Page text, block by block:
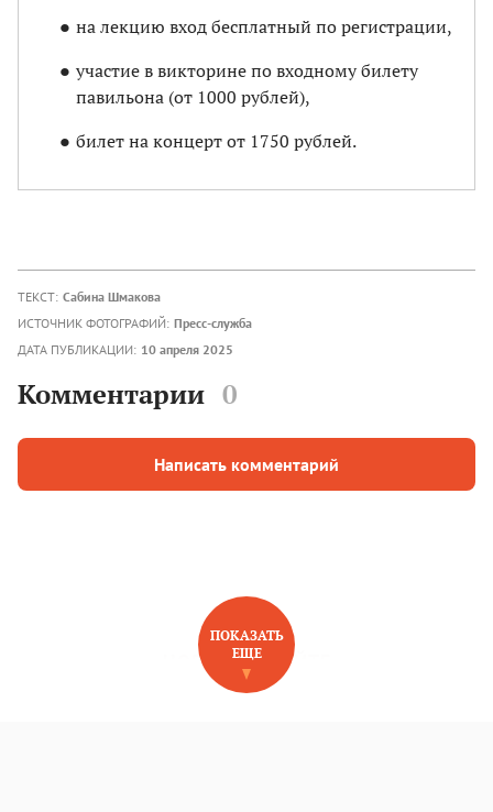
на лекцию вход бесплатный по регистрации,
участие в викторине по входному билету
павильона (от 1000 рублей),
билет на концерт от 1750 рублей.
ТЕКСТ: Сабина Шмакова
ИСТОЧНИК ФОТОГРАФИЙ: Пресс-служба
ДАТА ПУБЛИКАЦИИ: 10 апреля 2025
Комментарии 0
Написать комментарий
НОВОЕ НА САЙТЕ
ПОКАЗАТЬ
ЕЩЕ